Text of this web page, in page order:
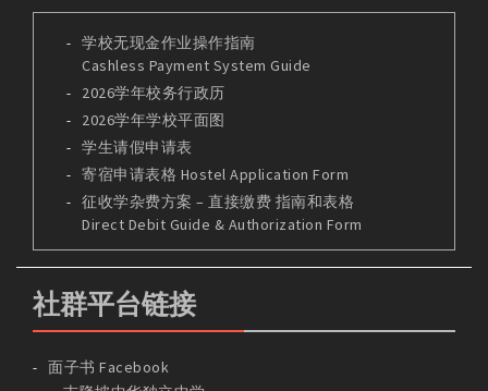
学校无现金作业操作指南
Cashless Payment System Guide
2026学年校务行政历
2026学年学校平面图
学生请假申请表
寄宿申请表格 Hostel Application Form
征收学杂费方案 – 直接缴费 指南和表格
Direct Debit Guide & Authorization Form
社群平台链接
面子书 Facebook